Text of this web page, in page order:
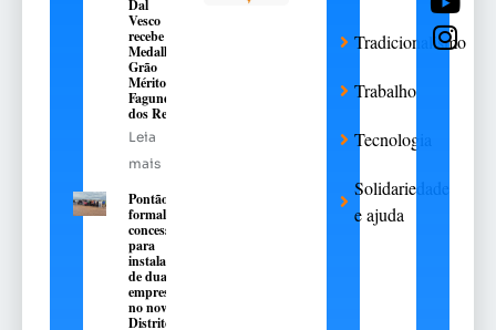
Dal
Vesco
recebe a
Medalha
Grão
Mérito
Fagundes
dos Reis
Leia
mais
Pontão
formaliza
concessões
para
instalação
de duas
empresas
no novo
Distrito
Tradicionalismo
Trabalho
Tecnologia
Solidariedade
e ajuda